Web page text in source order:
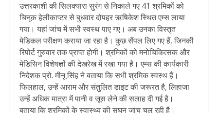
उत्तरकाशी की सिलक्यारा सुरंग से निकाले गए 41 श्रमिकों को
चिनूक हेलीकाप्टर से बुधवार दोपहर ऋषिकेश स्थित एम्स लाया
गया। यहां जांच में सभी स्वस्थ पाए गए। अब उनका विस्तृत
मेडिकल परीक्षण कराया जा रहा है। कुछ सैंपल लिए गए हैं, जिनकी
रिपोर्ट गुरुवार तक प्राप्त होगी। श्रमिकों को मनोचिकित्सक और
मेड‍िसिन विशेषज्ञों की देखरेख में रखा गया है। एम्स की कार्यकारी
निदेशक प्रो. मीनू स‍िंह ने बताया कि सभी श्रमिक स्वस्थ हैं।
फिलहाल, उन्हें आराम और संतुलित डाइट की जरूरत है, लिहाजा
उन्हें अधिक मात्रा में पानी व जूस लेने की सलाह दी गई है।
बताया कि श्रमिकों के स्वास्थ्य की सघन जांच चल रही है।